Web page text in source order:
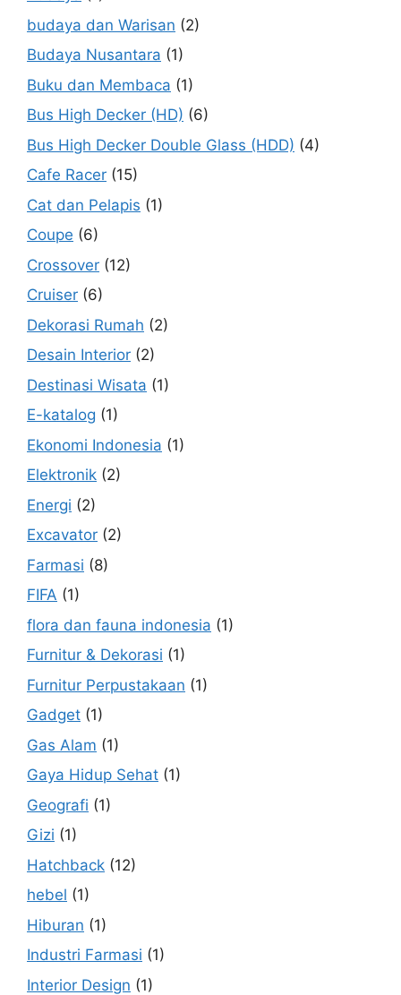
budaya dan Warisan (2)
Budaya Nusantara (1)
Buku dan Membaca (1)
Bus High Decker (HD) (6)
Bus High Decker Double Glass (HDD) (4)
Cafe Racer (15)
Cat dan Pelapis (1)
Coupe (6)
Crossover (12)
Cruiser (6)
Dekorasi Rumah (2)
Desain Interior (2)
Destinasi Wisata (1)
E-katalog (1)
Ekonomi Indonesia (1)
Elektronik (2)
Energi (2)
Excavator (2)
Farmasi (8)
FIFA (1)
flora dan fauna indonesia (1)
Furnitur & Dekorasi (1)
Furnitur Perpustakaan (1)
Gadget (1)
Gas Alam (1)
Gaya Hidup Sehat (1)
Geografi (1)
Gizi (1)
Hatchback (12)
hebel (1)
Hiburan (1)
Industri Farmasi (1)
Interior Design (1)